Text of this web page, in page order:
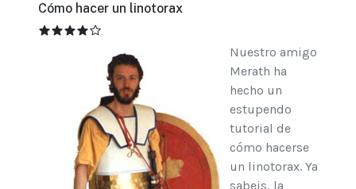
Cómo hacer un linotorax
CÓMO HACER UN LINOTORAX
Nuestro amigo
Merath ha
hecho un
estupendo
tutorial de
cómo hacerse
un linotorax. Ya
sabeis, la